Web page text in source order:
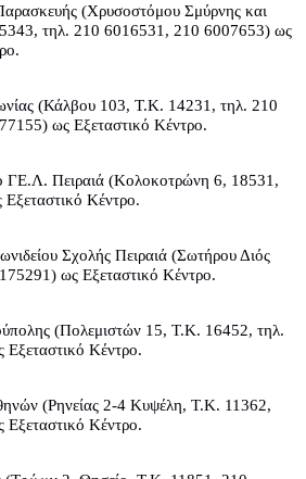
(Χρυσοστόμου Σμύρνης και
τηλ. 210 6016531, 210 6007653) ως
(Κάλβου 103, Τ.Κ. 14231, τηλ. 210
ως Εξεταστικό Κέντρο.
ΓΕ.Λ. Πειραιά (Κολοκοτρώνη 6, 18531,
Κέντρο.
Σχολής Πειραιά (Σωτήρου Διός
ως Εξεταστικό Κέντρο.
(Πολεμιστών 15, Τ.Κ. 16452, τηλ.
Κέντρο.
(Ρηνείας 2-4 Κυψέλη, Τ.Κ. 11362,
Κέντρο.